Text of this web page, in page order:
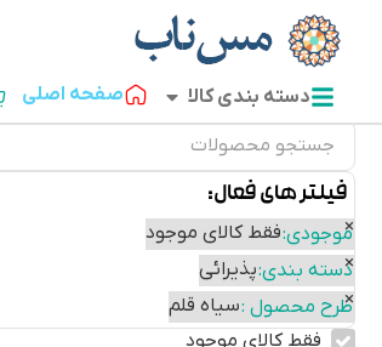
دسته بندی کالا صفحه اصلی
فیلتر های فعال:
موجودی:فقط کالای موجود
×
دسته بندی:پذیرائی
×
طرح محصول :سیاه قلم
×
فقط کالای موجود